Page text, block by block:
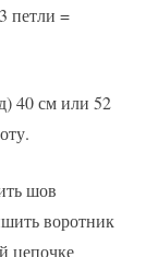
петли =
40 см или 52
шов
воротник
цепочке